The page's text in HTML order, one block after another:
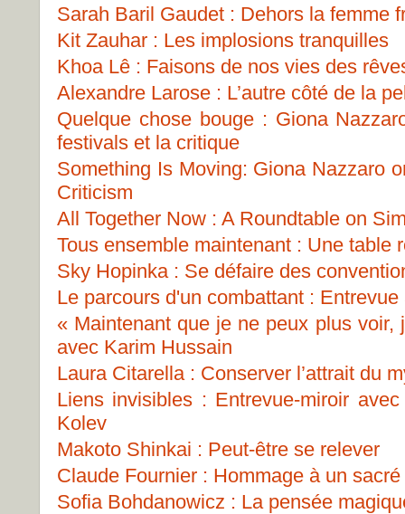
Sarah Baril Gaudet : Dehors la femme
Kit Zauhar : Les implosions tranquilles
Khoa Lê : Faisons de nos vies des
Alexandre Larose : L’autre côté de la
Quelque chose bouge : Giona
festivals et la critique
Something Is Moving: Giona Nazzaro
Criticism
All Together Now : A Roundtable on
Tous ensemble maintenant : Une table
Sky Hopinka : Se défaire des
Le parcours d'un combattant :
« Maintenant que je ne peux plus voir,
avec Karim Hussain
Laura Citarella : Conserver l’attrait du
Liens invisibles : Entrevue-miroir
Kolev
Makoto Shinkai : Peut-être se relever
Claude Fournier : Hommage à un
Sofia Bohdanowicz : La pensée